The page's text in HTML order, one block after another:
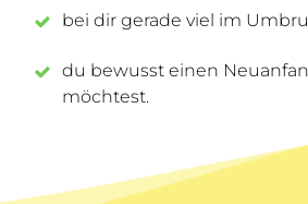
bei dir gerade viel im
du bewusst einen
möchtest.